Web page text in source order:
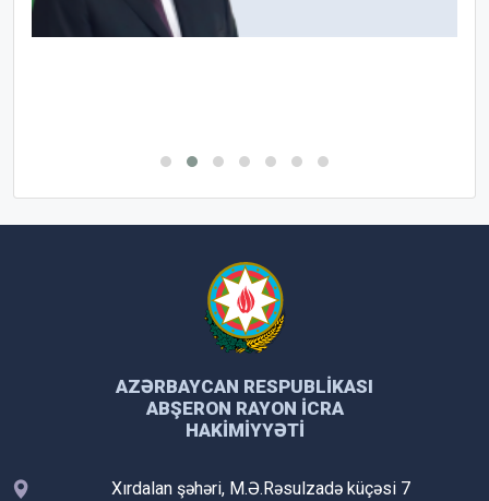
AZƏRBAYCAN RESPUBLIKASI
ABŞERON RAYON İCRA
HAKIMIYYƏTI
Xırdalan şəhəri, M.Ə.Rəsulzadə küçəsi 7